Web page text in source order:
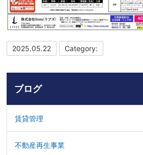
2025.05.22 Category:
ブログ
賃貸管理
不動産再生事業